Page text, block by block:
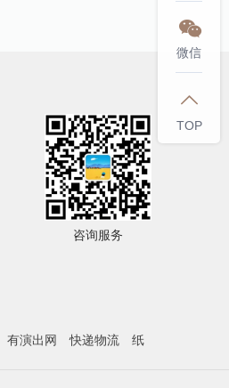
咨询服务
有演出网 快递物流
纸

微信

TOP